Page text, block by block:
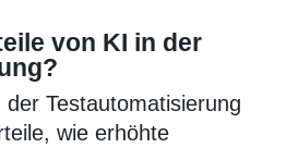
von KI in der
Testautomatisierung
wie erhöhte